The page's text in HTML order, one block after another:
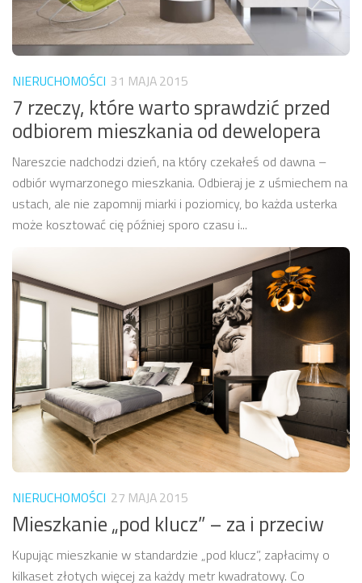
NIERUCHOMOŚCI 31 MAJA 2015
7 rzeczy, które warto sprawdzić przed
odbiorem mieszkania od dewelopera
Nareszcie nadchodzi dzień, na który czekałeś od dawna –
odbiór wymarzonego mieszkania. Odbieraj je z uśmiechem na
ustach, ale nie zapomnij miarki i poziomicy, bo każda usterka
może kosztować cię później sporo czasu i...
NIERUCHOMOŚCI 27 MAJA 2015
Mieszkanie „pod klucz” – za i przeciw
Kupując mieszkanie w standardzie „pod klucz”, zapłacimy o
kilkaset złotych więcej za każdy metr kwadratowy. Co